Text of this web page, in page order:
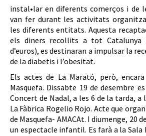
instal•lar en diferents comerços i de
van fer durant les activitats
les diferents entitats. Aquesta
els diners recollits a tot Catalunya
d’euros), es destinaran a impulsar la
de la diabetis i l’obesitat.
Els actes de La Marató, però,
Masquefa. Dissabte 19 de desembre
Concert de Nadal, a les 6 de la tarda, a
La Fàbrica Rogelio Rojo. Acte que
de Masquefa- AMACAt. I diumenge, 20
un espectacle infantil. Es farà a la Sala